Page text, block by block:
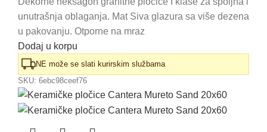
unutrašnja oblaganja. Mat Siva glazura sa više dezena
u pakovanju. Otporne na mraz
Dodaj u korpu
NE može se slati kurirskim službama
SKU: 6ebc98ceef76